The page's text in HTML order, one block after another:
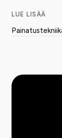
LUE LISÄÄ